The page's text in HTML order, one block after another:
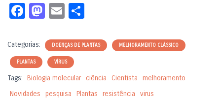
Fa
e
b
o
o
M
to
d
o
n
E
ail ar
Categorias: DOENÇAS DE PLANTAS MELHORAMENTO CLÁSSICO
PLANTAS VÍRUS
Tags: Biologia molecular ciência Cientista
melhoramento
Novidades
pesquisa Plantas resistência virus